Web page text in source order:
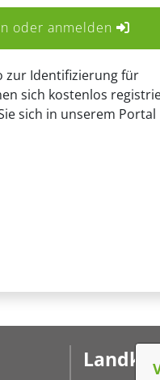
oder anmelden
zur Identifizierung für
sich kostenlos
sich in unserem Portal